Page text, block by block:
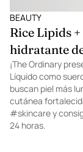
BEAUTY
Rice Lipids
hidratante
¡The Ordinary
Líquido como
buscan piel más
cutánea
#skincare y
24 horas.